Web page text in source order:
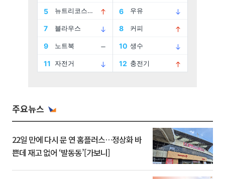
주요뉴스
22일 만에 다시 문 연 홈플러스…정상화 바
쁜데 재고 없어 ‘발동동’[가보니]